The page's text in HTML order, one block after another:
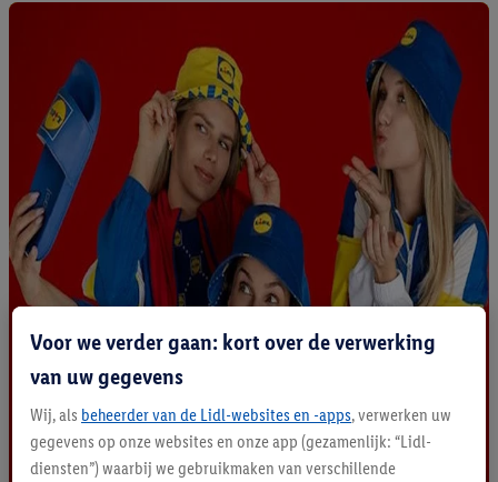
Voor we verder gaan: kort over de verwerking
van uw gegevens
Wij, als beheerder van de Lidl-websites en -apps, verwerken uw
gegevens op onze websites en onze app (gezamenlijk: “Lidl-
diensten”) waarbij we gebruikmaken van verschillende